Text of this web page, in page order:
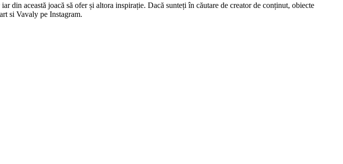
din această joacă să ofer și altora inspirație. Dacă sunteți în căutare de creator de conținut, obiecte
si Vavaly pe Instagram.